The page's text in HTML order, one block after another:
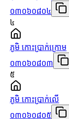
០៣០៦០៨០៤
៤
ភូមិ កោះប្រាក់ក្រោម
០៣០៦០៨០៣
៥
ភូមិ កោះប្រាក់លើ
០៣០៦០៨០៥